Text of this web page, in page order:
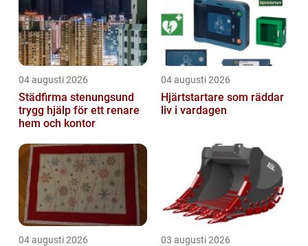
04 augusti 2026
Städfirma stenungsund
trygg hjälp för ett renare
hem och kontor
04 augusti 2026
Hjärtstartare som räddar
liv i vardagen
04 augusti 2026 03 augusti 2026